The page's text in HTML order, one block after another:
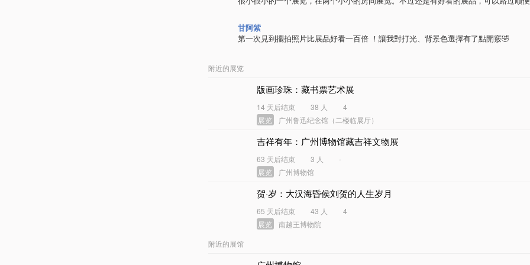
甘阿紫
第一次見到擺拍照片比展品好看一百倍 ！讓我對打光、背景色選擇有了點開竅🤣
附近的展览
版画珍珠：藏书票艺术展
14 天后结束 38 人
4
展览
广州鲁迅纪念馆（二楼临展厅）
吉祥有年：广州博物馆藏吉祥文物展
63 天后结束 3 人
-
展览
广州博物馆
贺·岁：大汉海昏侯刘贺的人生岁月
65 天后结束 43 人
4
展览
南越王博物院
附近的展馆